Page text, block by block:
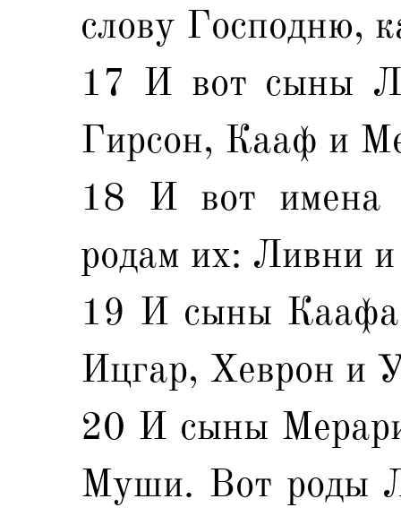
слову Господню,
17 И вот сыны
Гирсон, Кааф и
18 И вот имена
родам их: Ливни
19 И сыны
Ицгар, Хеврон и
20 И сыны
Муши. Вот роды